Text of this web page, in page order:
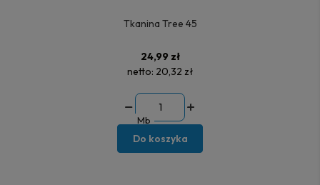
Tkanina Tree 45
24,99 zł
netto: 20,32 zł
Mb
Do koszyka